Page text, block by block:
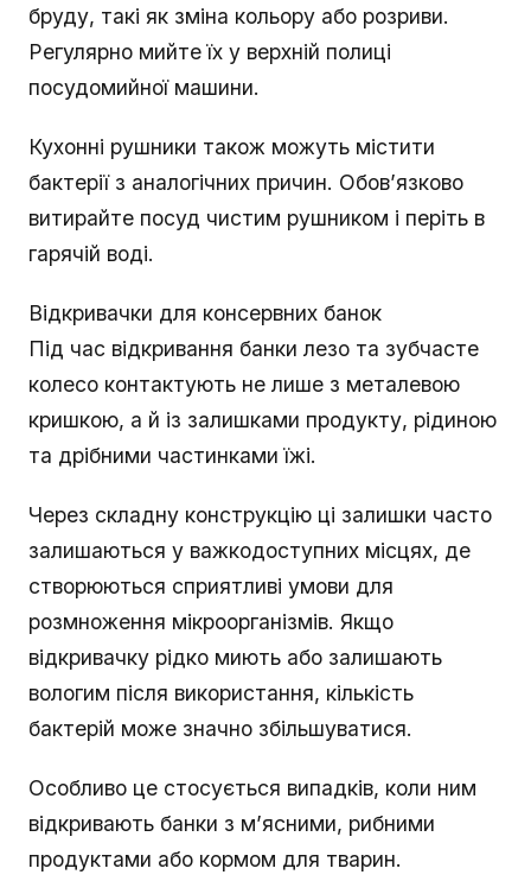
бруду, такі як зміна кольору або розриви.
Регулярно мийте їх у верхній полиці
посудомийної машини.
Кухонні рушники також можуть містити
бактерії з аналогічних причин. Обов’язково
витирайте посуд чистим рушником і періть в
гарячій воді.
Відкривачки для консервних банок
Під час відкривання банки лезо та зубчасте
колесо контактують не лише з металевою
кришкою, а й із залишками продукту, рідиною
та дрібними частинками їжі.
Через складну конструкцію ці залишки часто
залишаються у важкодоступних місцях, де
створюються сприятливі умови для
розмноження мікроорганізмів. Якщо
відкривачку рідко миють або залишають
вологим після використання, кількість
бактерій може значно збільшуватися.
Особливо це стосується випадків, коли ним
відкривають банки з м’ясними, рибними
продуктами або кормом для тварин.